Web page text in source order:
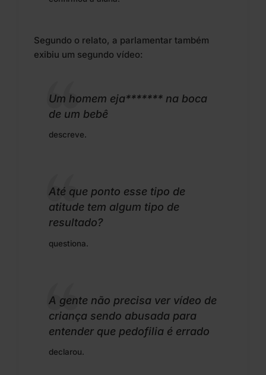
Segundo o relato, a parlamentar também
exibiu um segundo vídeo:
Um homem eja******* na boca
de um bebê
descreve.
Até que ponto esse tipo de
atitude tem algum tipo de
resultado?
questiona.
A gente não precisa ver vídeo de
criança sendo abusada para
entender que pedofilia é errado
declarou.